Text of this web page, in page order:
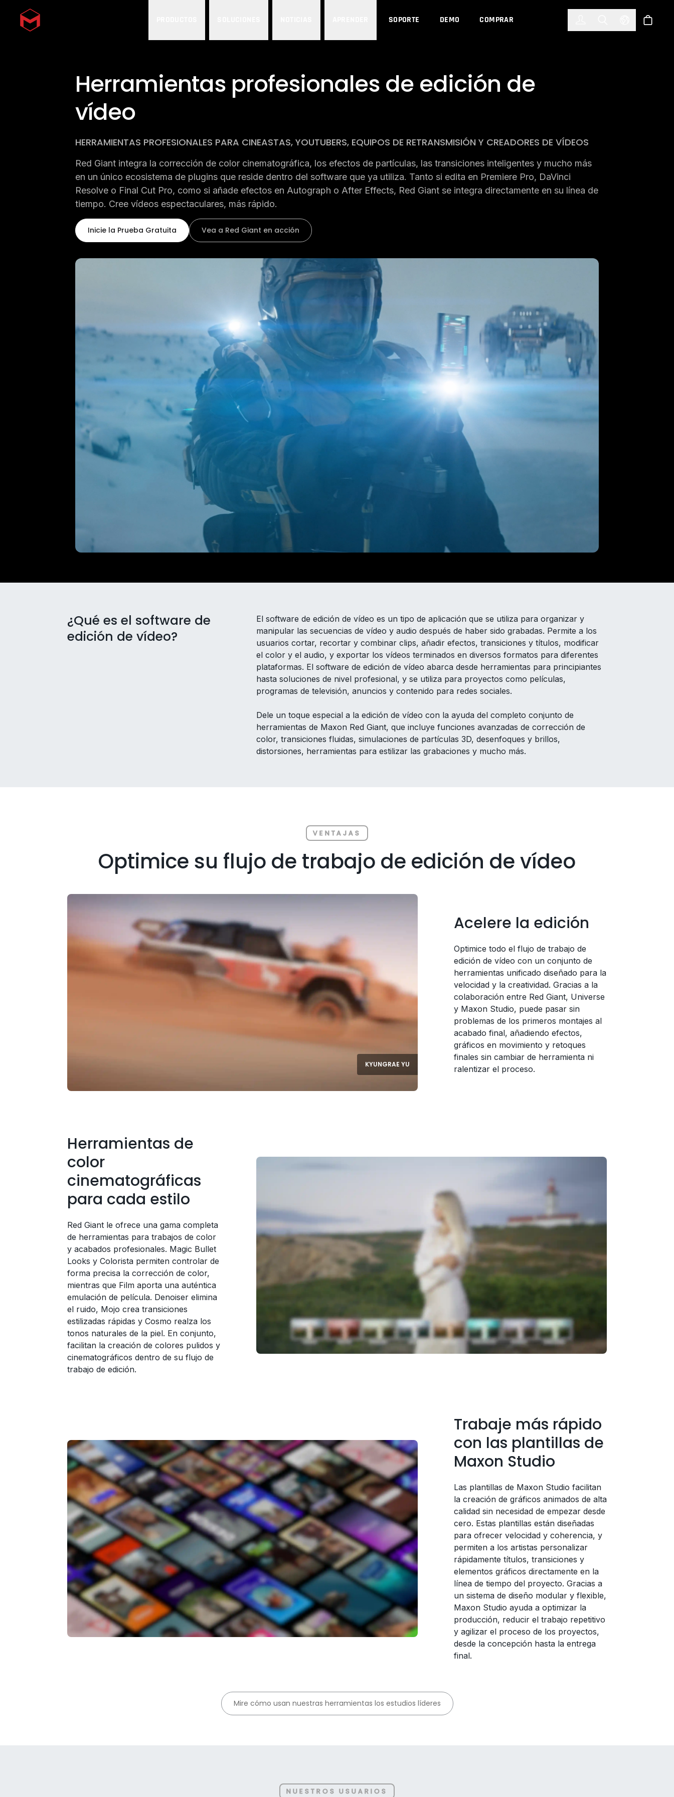
Skip to main content SOPORTE DEMO COMPRAR Select Tienda
Herramientas profesionales de edición de
vídeo
HERRAMIENTAS PROFESIONALES PARA CINEASTAS, YOUTUBERS, EQUIPOS DE RETRANSMISIÓN Y CREADORES DE VÍDEOS
Red Giant integra la corrección de color cinematográfica, los efectos de partículas, las transiciones inteligentes y mucho más
en un único ecosistema de plugins que reside dentro del software que ya utiliza. Tanto si edita en Premiere Pro, DaVinci
Resolve o Final Cut Pro, como si añade efectos en Autograph o After Effects, Red Giant se integra directamente en su línea de
tiempo. Cree vídeos espectaculares, más rápido.
Inicie la Prueba Gratuita Vea a Red Giant en acción
¿Qué es el software de
edición de vídeo?
El software de edición de vídeo es un tipo de aplicación que se utiliza para organizar y
manipular las secuencias de vídeo y audio después de haber sido grabadas. Permite a los
usuarios cortar, recortar y combinar clips, añadir efectos, transiciones y títulos, modificar
el color y el audio, y exportar los vídeos terminados en diversos formatos para diferentes
plataformas. El software de edición de vídeo abarca desde herramientas para principiantes
hasta soluciones de nivel profesional, y se utiliza para proyectos como películas,
programas de televisión, anuncios y contenido para redes sociales.
Dele un toque especial a la edición de vídeo con la ayuda del completo conjunto de
herramientas de Maxon Red Giant, que incluye funciones avanzadas de corrección de
color, transiciones fluidas, simulaciones de partículas 3D, desenfoques y brillos,
distorsiones, herramientas para estilizar las grabaciones y mucho más.
VENTAJAS
Optimice su flujo de trabajo de edición de vídeo
KYUNGRAE YU
Acelere la edición
Optimice todo el flujo de trabajo de
edición de vídeo con un conjunto de
herramientas unificado diseñado para la
velocidad y la creatividad. Gracias a la
colaboración entre Red Giant, Universe
y Maxon Studio, puede pasar sin
problemas de los primeros montajes al
acabado final, añadiendo efectos,
gráficos en movimiento y retoques
finales sin cambiar de herramienta ni
ralentizar el proceso.
Herramientas de
color
cinematográficas
para cada estilo
Red Giant le ofrece una gama completa
de herramientas para trabajos de color
y acabados profesionales. Magic Bullet
Looks y Colorista permiten controlar de
forma precisa la corrección de color,
mientras que Film aporta una auténtica
emulación de película. Denoiser elimina
el ruido, Mojo crea transiciones
estilizadas rápidas y Cosmo realza los
tonos naturales de la piel. En conjunto,
facilitan la creación de colores pulidos y
cinematográficos dentro de su flujo de
trabajo de edición.
Trabaje más rápido
con las plantillas de
Maxon Studio
Las plantillas de Maxon Studio facilitan
la creación de gráficos animados de alta
calidad sin necesidad de empezar desde
cero. Estas plantillas están diseñadas
para ofrecer velocidad y coherencia, y
permiten a los artistas personalizar
rápidamente títulos, transiciones y
elementos gráficos directamente en la
línea de tiempo del proyecto. Gracias a
un sistema de diseño modular y flexible,
Maxon Studio ayuda a optimizar la
producción, reducir el trabajo repetitivo
y agilizar el proceso de los proyectos,
desde la concepción hasta la entrega
final.
Mire cómo usan nuestras herramientas los estudios líderes
NUESTROS USUARIOS